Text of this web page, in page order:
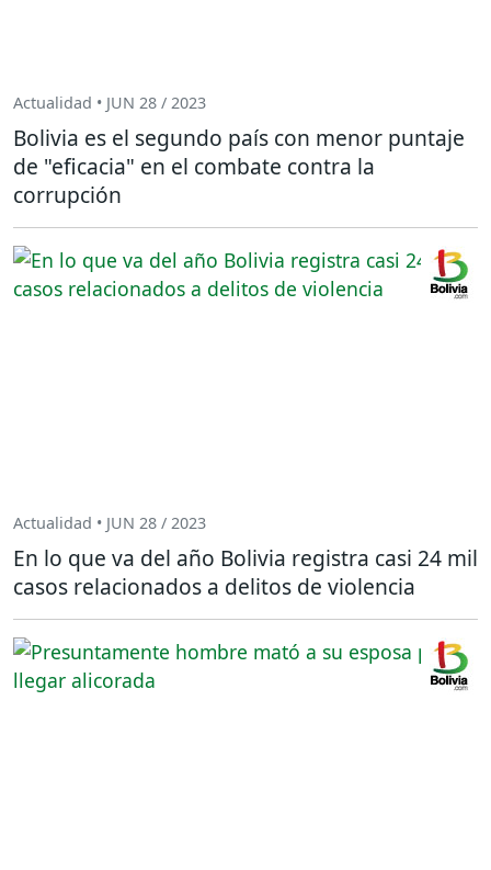
Actualidad • JUN 28 / 2023
Bolivia es el segundo país con menor puntaje
de "eficacia" en el combate contra la
corrupción
Actualidad • JUN 28 / 2023
En lo que va del año Bolivia registra casi 24 mil
casos relacionados a delitos de violencia